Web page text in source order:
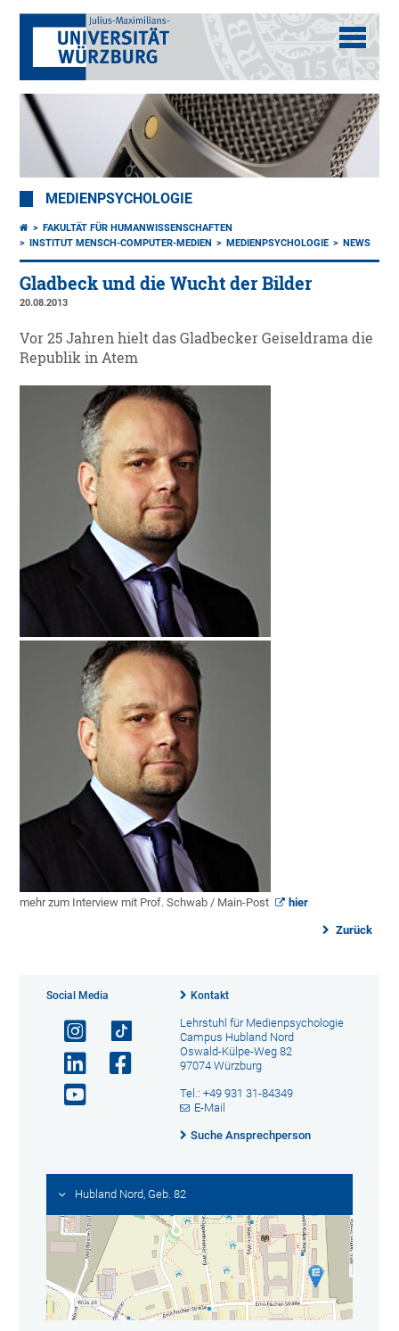
MEDIENPSYCHOLOGIE
FAKULTÄT FÜR HUMANWISSENSCHAFTEN
INSTITUT MENSCH-COMPUTER-MEDIEN
MEDIENPSYCHOLOGIE NEWS
Gladbeck und die Wucht der Bilder
20.08.2013
Vor 25 Jahren hielt das Gladbecker Geiseldrama die
Republik in Atem
mehr zum Interview mit Prof. Schwab / Main-Post hier
Zurück
Social Media Kontakt
Lehrstuhl für Medienpsychologie
Campus Hubland Nord
Oswald-Külpe-Weg 82
97074 Würzburg
Tel.: +49 931 31-84349
E-Mail
Suche Ansprechperson
Hubland Nord, Geb. 82